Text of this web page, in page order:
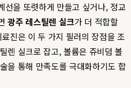
선을 또렷하게 만들고 싶거나, 정교
광주 레스틸렌 실크가 더 적합할
진은 이 두 가지 필러의 장점을 조
렌 실크로 잡고, 볼륨은 쥬비덤 볼
을 통해 만족도를 극대화하기도 합